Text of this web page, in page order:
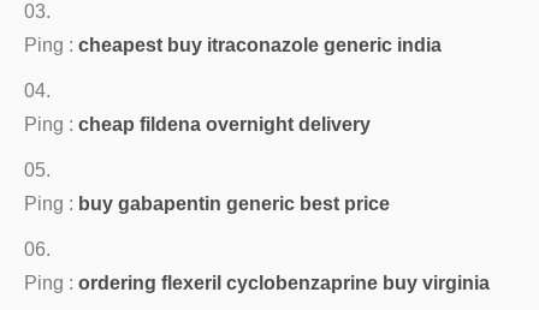
Ping : cheapest buy itraconazole generic india
Ping : cheap fildena overnight delivery
Ping : buy gabapentin generic best price
Ping : ordering flexeril cyclobenzaprine buy virginia